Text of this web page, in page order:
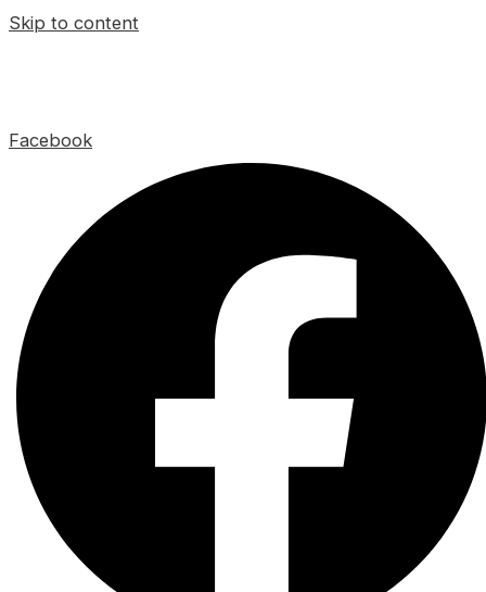
Skip to content
Facebook